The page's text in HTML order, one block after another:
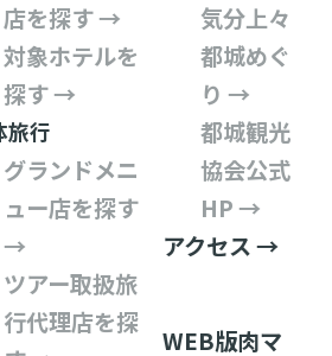
店を探す →
対象ホテルを
探す →
旅行
グランドメニ
ュー店を探す
→
ツアー取扱旅
行代理店を探
気分上々
都城めぐ
り →
都城観光
協会公式
HP →
アクセス →
WEB版肉マ